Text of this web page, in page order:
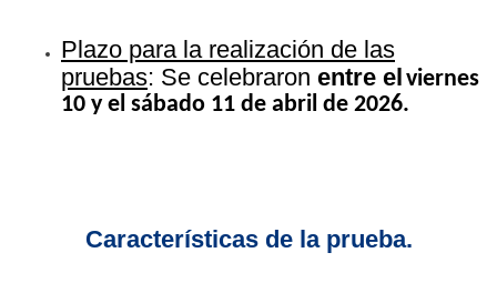
Plazo para la realización de las
pruebas: Se celebraron entre elviernes
10 y el sábado 11 de abril de 2026.
Características de la prueba.